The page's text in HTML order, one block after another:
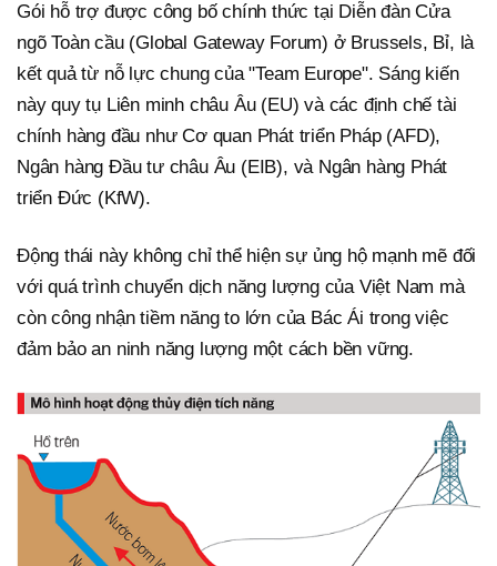
Gói hỗ trợ được công bố chính thức tại Diễn đàn Cửa
ngõ Toàn cầu (Global Gateway Forum) ở Brussels, Bỉ, là
kết quả từ nỗ lực chung của "Team Europe". Sáng kiến
này quy tụ Liên minh châu Âu (EU) và các định chế tài
chính hàng đầu như Cơ quan Phát triển Pháp (AFD),
Ngân hàng Đầu tư châu Âu (EIB), và Ngân hàng Phát
triển Đức (KfW).
Động thái này không chỉ thể hiện sự ủng hộ mạnh mẽ đối
với quá trình chuyển dịch năng lượng của Việt Nam mà
còn công nhận tiềm năng to lớn của Bác Ái trong việc
đảm bảo an ninh năng lượng một cách bền vững.